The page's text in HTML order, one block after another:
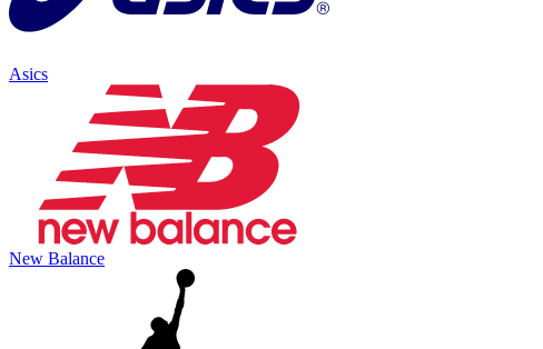
Asics
New Balance